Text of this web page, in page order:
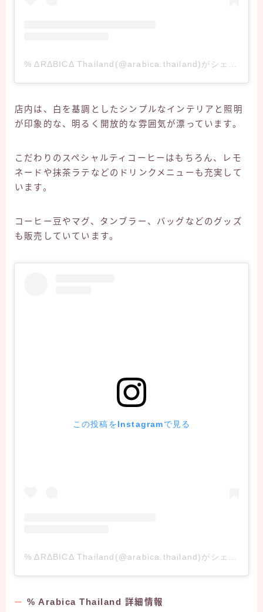
店内は、白を基調としたシンプルなインテリアと照明
が印象的な、明るく開放的な雰囲気が漂っています。
こだわりのスペシャルティコーヒーはもちろん、レモ
ネードや抹茶ラテなどのドリンクメニューも充実して
います。
コーヒー豆やマグ、タンブラー、バッグなどのグッズ
も販売していています。
この投稿をInstagramで見る
% Arabica Thailand 詳細情報